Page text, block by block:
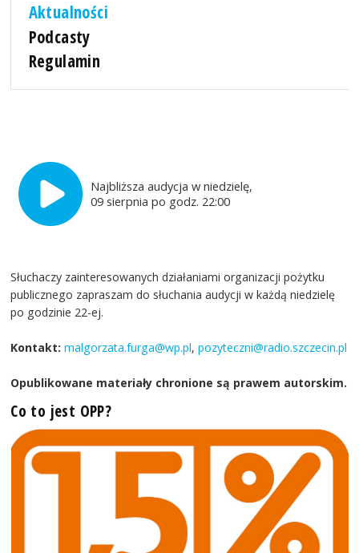
Aktualności
Podcasty
Regulamin
Najbliższa audycja w niedzielę,
09 sierpnia po godz. 22:00
Słuchaczy zainteresowanych działaniami organizacji pożytku
publicznego zapraszam do słuchania audycji w każdą niedzielę
po godzinie 22-ej.
Kontakt: malgorzata.furga@wp.pl,pozyteczni@radio.szczecin.pl
Opublikowane materiały chronione są prawem autorskim.
Co to jest OPP?